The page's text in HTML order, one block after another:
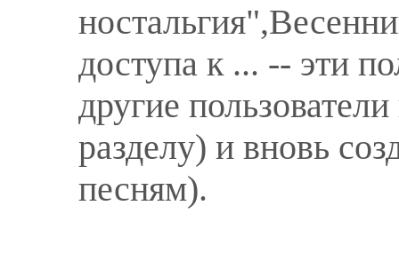
доступа к ... -- эти
другие
разделу) и вновь
песням).